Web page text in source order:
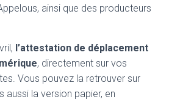
ainsi que des producteurs
l’attestation de déplacement
, directement sur vos
Vous pouvez la retrouver sur
aussi la version papier, en